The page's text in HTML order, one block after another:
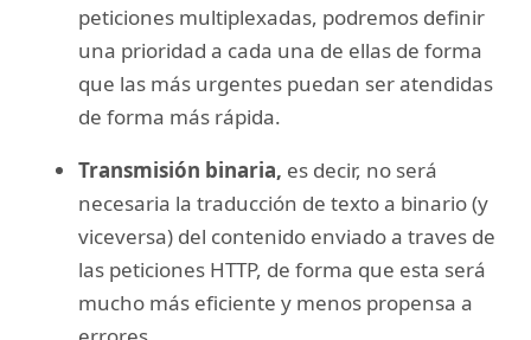
peticiones multiplexadas, podremos definir
una prioridad a cada una de ellas de forma
que las más urgentes puedan ser atendidas
de forma más rápida.
Transmisión binaria, es decir, no será
necesaria la traducción de texto a binario (y
viceversa) del contenido enviado a traves de
las peticiones HTTP, de forma que esta será
mucho más eficiente y menos propensa a